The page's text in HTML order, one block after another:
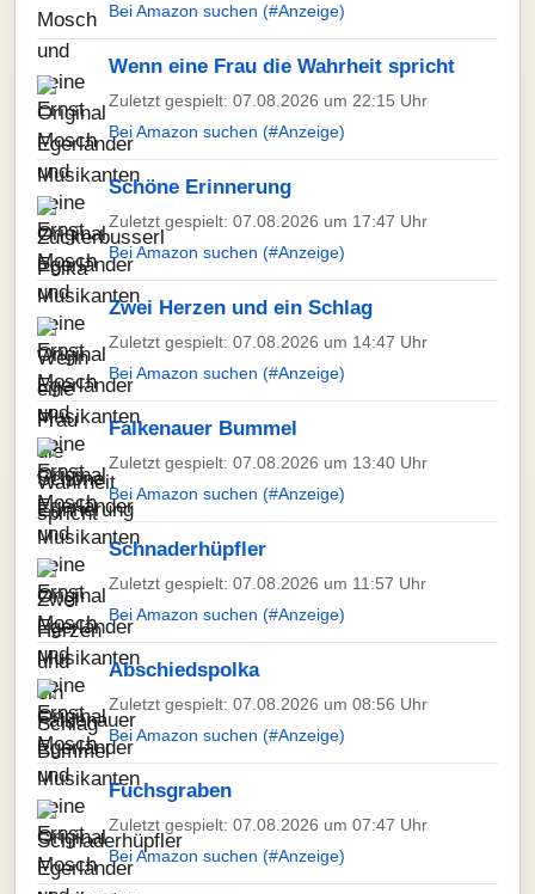
Bei Amazon suchen (#Anzeige)
Wenn eine Frau die Wahrheit spricht
Zuletzt gespielt: 07.08.2026 um 22:15 Uhr
Bei Amazon suchen (#Anzeige)
Schöne Erinnerung
Zuletzt gespielt: 07.08.2026 um 17:47 Uhr
Bei Amazon suchen (#Anzeige)
Zwei Herzen und ein Schlag
Zuletzt gespielt: 07.08.2026 um 14:47 Uhr
Bei Amazon suchen (#Anzeige)
Falkenauer Bummel
Zuletzt gespielt: 07.08.2026 um 13:40 Uhr
Bei Amazon suchen (#Anzeige)
Schnaderhüpfler
Zuletzt gespielt: 07.08.2026 um 11:57 Uhr
Bei Amazon suchen (#Anzeige)
Abschiedspolka
Zuletzt gespielt: 07.08.2026 um 08:56 Uhr
Bei Amazon suchen (#Anzeige)
Fuchsgraben
Zuletzt gespielt: 07.08.2026 um 07:47 Uhr
Bei Amazon suchen (#Anzeige)